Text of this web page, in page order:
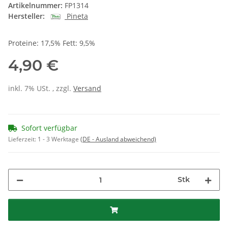
Artikelnummer: FP1314
Hersteller:
Pineta
Proteine: 17,5% Fett: 9,5%
4,90 €
inkl. 7% USt. , zzgl. Versand
Sofort verfügbar
Lieferzeit: 1 - 3 Werktage (DE - Ausland abweichend)
Stk